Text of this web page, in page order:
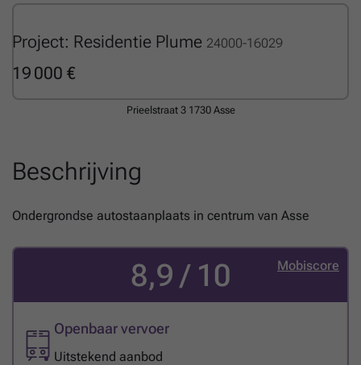
Project: Residentie Plume 24000-16029
19 000 €
Prieelstraat 3 1730 Asse
Beschrijving
Ondergrondse autostaanplaats in centrum van Asse
Mobiscore
8,9 / 10
Openbaar vervoer
Uitstekend aanbod